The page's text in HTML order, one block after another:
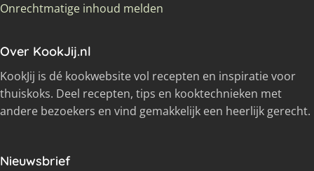
Onrechtmatige inhoud melden
Over KookJij.nl
KookJij is dé kookwebsite vol recepten en inspiratie voor
thuiskoks. Deel recepten, tips en kooktechnieken met
andere bezoekers en vind gemakkelijk een heerlijk gerecht.
Nieuwsbrief